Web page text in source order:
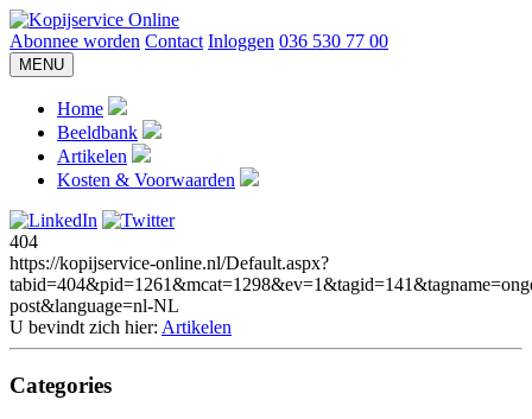
Abonnee worden Contact Inloggen 036 530 77 00
MENU
Home
Beeldbank
Artikelen
Kosten & Voorwaarden
404
https://kopijservice-online.nl/Default.aspx?
post&language=nl-NL
U bevindt zich hier: Artikelen
Categories